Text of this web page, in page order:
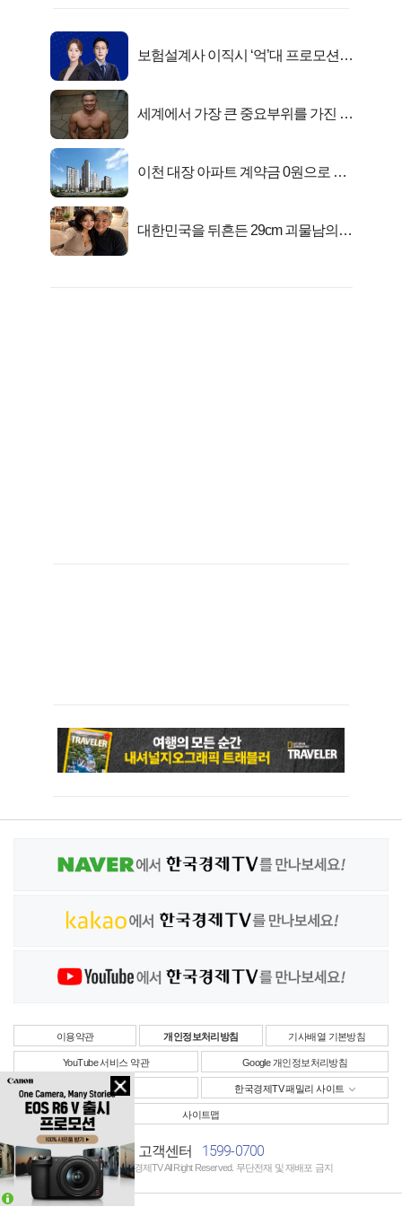
보험설계사 이직시 ‘억’대 프로모션!
세계에서 가장 큰 중요부위를 가진 남
이천 대장 아파트 계약금 0원으로 내
대한민국을 뒤흔든 29cm 괴물남의
이용약관 개인정보처리방침 기사배열 기본방침
YouTube 서비스 약관 Google 개인정보처리방침
사업자정보 한국경제TV 패밀리 사이트
사이트맵
고객센터 1599-0700
Copyright © 한국경제TV All Right Reserved. 무단전재 및 재배포 금지